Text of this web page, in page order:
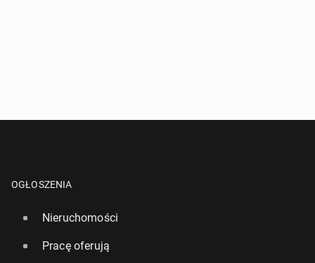
OGŁOSZENIA
Nieruchomości
Pracę oferują